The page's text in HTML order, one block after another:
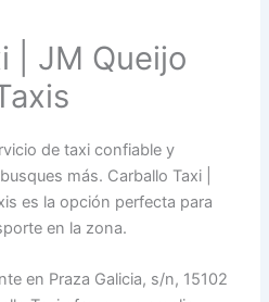
| JM Queijo
de taxi confiable y
más. Carballo Taxi |
es la opción perfecta para
en la zona.
en Praza Galicia, s/n, 15102